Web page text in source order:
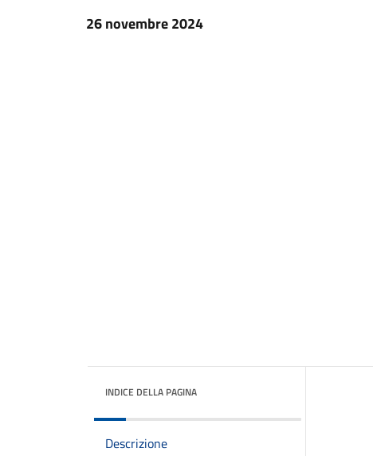
26 novembre 2024
INDICE DELLA PAGINA
Descrizione